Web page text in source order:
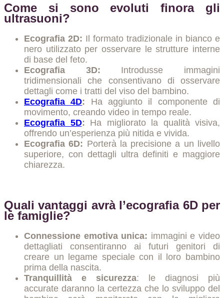
Come si sono evoluti finora gli
ultrasuoni?
Ecografia 2D: Il formato tradizionale in bianco e
nero utilizzato per osservare le strutture interne
di base del feto.
Ecografia 3D: Introdusse immagini
tridimensionali che consentivano di osservare
dettagli come i tratti del viso del bambino.
Ecografia 4D: Ha aggiunto il componente di
movimento, creando video in tempo reale.
Ecografia 5D: Ha migliorato la qualità visiva,
offrendo un’esperienza più nitida e vivida.
Ecografia 6D: Porterà la precisione a un livello
superiore, con dettagli ultra definiti e maggiore
chiarezza.
Quali vantaggi avrà l’ecografia 6D per
le famiglie?
Connessione emotiva unica: immagini e video
dettagliati consentiranno ai futuri genitori di
creare un legame speciale con il loro bambino
prima della nascita.
Tranquillità e sicurezza: le diagnosi più
accurate daranno la certezza che lo sviluppo del